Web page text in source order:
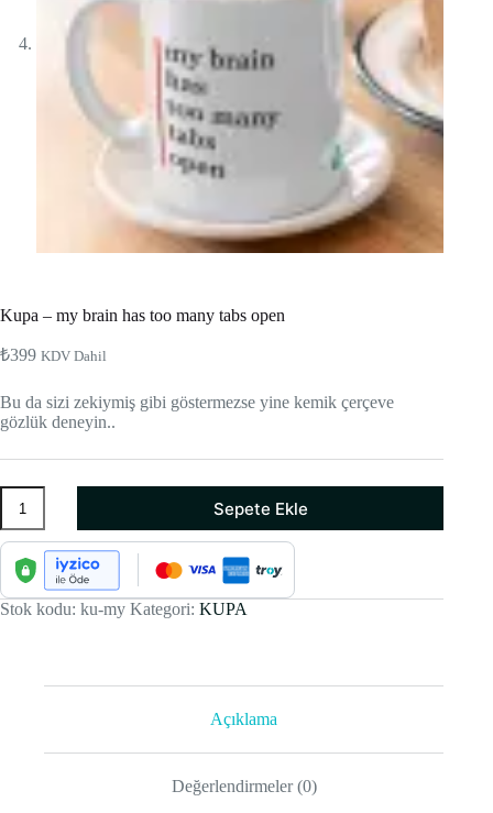
Kupa – my brain has too many tabs open
₺399 KDV Dahil
Bu da sizi zekiymiş gibi göstermezse yine kemik çerçeve
gözlük deneyin..
Kupa
my
brain
has
many
Sepete Ekle
Stok kodu: ku-my Kategori: KUPA
Açıklama
Değerlendirmeler (0)